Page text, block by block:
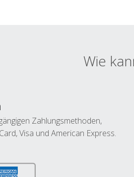
Wie
Zahlungsmethoden,
Visa und American Express.